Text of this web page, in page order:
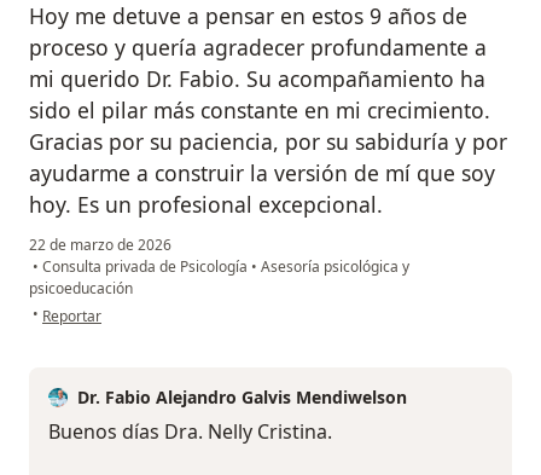
Hoy me detuve a pensar en estos 9 años de
proceso y quería agradecer profundamente a
mi querido Dr. Fabio. Su acompañamiento ha
sido el pilar más constante en mi crecimiento.
Gracias por su paciencia, por su sabiduría y por
ayudarme a construir la versión de mí que soy
hoy. Es un profesional excepcional.
22 de marzo de 2026
• Consulta privada de Psicología • Asesoría psicológica y
psicoeducación
• en opinión del usuario NELLY CRISTINA MARTÍNEZ ALVAREZ
Reportar
Dr. Fabio Alejandro Galvis Mendiwelson
Buenos días Dra. Nelly Cristina.